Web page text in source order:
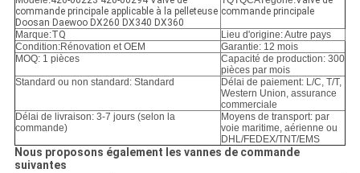
CONFIDENTIALITÉ
commande principale applicable à la pelleteuse
Doosan Daewoo DX260 DX340 DX360
commande principale
Marque:TQ
Lieu d'origine: Autre pays
Condition:Rénovation et OEM
Garantie: 12 mois
MOQ: 1 pièces
Capacité de production: 300
pièces par mois
Standard ou non standard: Standard
Délai de paiement: L/C, T/T,
Western Union, assurance
commerciale
Délai de livraison: 3-7 jours (selon la
commande)
Moyens de transport: par
voie maritime, aérienne ou
DHL/FEDEX/TNT/EMS
Nous proposons également les vannes de commande
suivantes